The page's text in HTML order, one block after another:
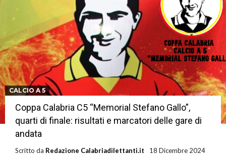
CALCIO A 5
Coppa Calabria C5 “Memorial Stefano Gallo”,
quarti di finale: risultati e marcatori delle gare di
andata
Scritto da Redazione Calabriadilettanti.it
18 Dicembre 2024